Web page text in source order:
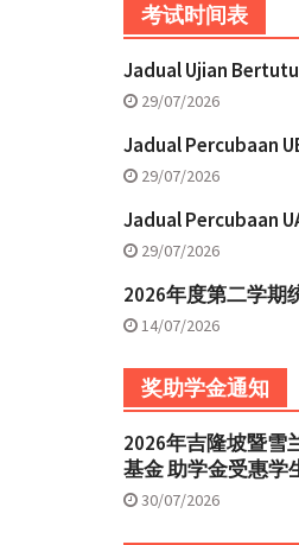
考试时间表
Jadual Ujian
29/07/2026
Jadual Percubaan
29/07/2026
Jadual Percubaan
29/07/2026
2026年度第二学期
14/07/2026
奖助学金通知
2026年吉隆坡暨雪
基金 助学金受惠学
30/07/2026